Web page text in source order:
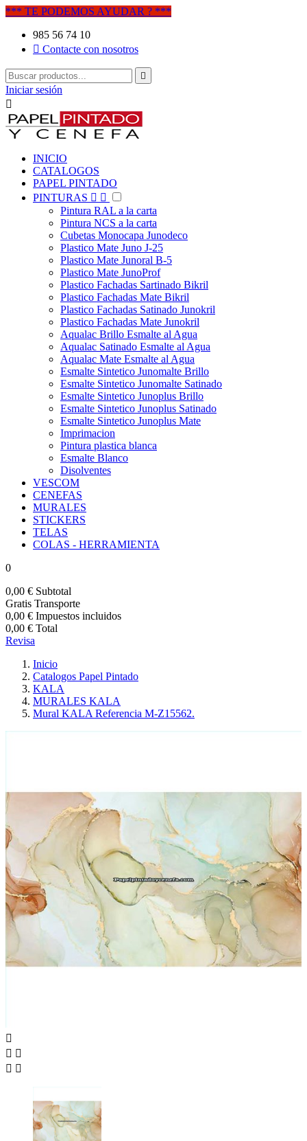
*** TE PODEMOS AYUDAR ? ***
985 56 74 10
 Contacte con nosotros

Iniciar sesión

INICIO
CATALOGOS
PAPEL PINTADO
PINTURAS  
Pintura RAL a la carta
Pintura NCS a la carta
Cubetas Monocapa Junodeco
Plastico Mate Juno J-25
Plastico Mate Junoral B-5
Plastico Mate JunoProf
Plastico Fachadas Sartinado Bikril
Plastico Fachadas Mate Bikril
Plastico Fachadas Satinado Junokril
Plastico Fachadas Mate Junokril
Aqualac Brillo Esmalte al Agua
Aqualac Satinado Esmalte al Agua
Aqualac Mate Esmalte al Agua
Esmalte Sintetico Junomalte Brillo
Esmalte Sintetico Junomalte Satinado
Esmalte Sintetico Junoplus Brillo
Esmalte Sintetico Junoplus Satinado
Esmalte Sintetico Junoplus Mate
Imprimacion
Pintura plastica blanca
Esmalte Blanco
Disolventes
VESCOM
CENEFAS
MURALES
STICKERS
TELAS
COLAS - HERRAMIENTA
0
0,00 € Subtotal
Gratis Transporte
0,00 € Impuestos incluidos
0,00 € Total
Revisa
Inicio
Catalogos Papel Pintado
KALA
MURALES KALA
Mural KALA Referencia M-Z15562.

 
 